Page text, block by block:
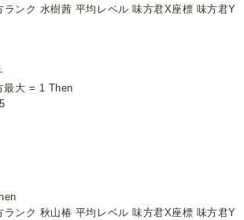
ンク 水樹茜 平均レベル 味方君X座標 味方君Y
最大 = 1 Then
ンク 秋山椿 平均レベル 味方君X座標 味方君Y